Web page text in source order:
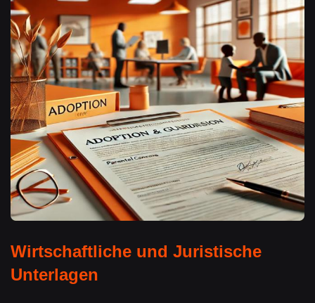
Wirtschaftliche und Juristische
Unterlagen